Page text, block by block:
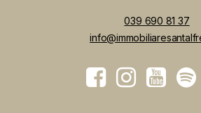
039 690 81 37